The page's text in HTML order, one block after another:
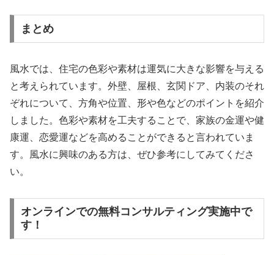
まとめ
風水では、住宅の色彩や素材は運気に大きな影響を与える
と考えられています。外壁、屋根、玄関ドア、内装のそれ
ぞれについて、方角や位置、形や色などのポイントを紹介
しました。色彩や素材を工夫することで、家族の金運や健
康運、恋愛運などを高めることができると言われていま
す。風水に興味のある方は、ぜひ参考にしてみてくださ
い。
オンラインでの無料コンサルティング実施中で
す！